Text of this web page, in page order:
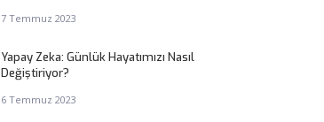
7 Temmuz 2023
Yapay Zeka: Günlük Hayatımızı Nasıl
Değiştiriyor?
6 Temmuz 2023